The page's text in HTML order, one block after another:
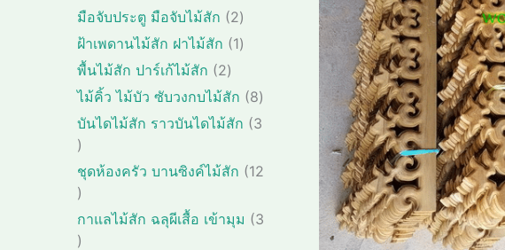
า
ค้
า
น
ค้
า
สิ
น
ค้
า
มือจับประตู มือจับไม้สัก 22
สิ
า
ฝ้าเพดานไม้สัก ฝาไม้สัก 11
ค้
า
พื้นไม้สัก ปาร์เก้ไม้สัก 22
สิ
ค้
ไม้คิ้ว ไม้บัว ซับวงกบไม้สัก 88
สิ
า
บันไดไม้สัก ราวบันไดไม้สัก
3
3
สิ
น
า
ชุดห้องครัว บานซิงค์ไม้สัก
12
1
2
สิ
กาแลไม้สัก ฉลุผีเสื้อ เข้ามุม
3
3